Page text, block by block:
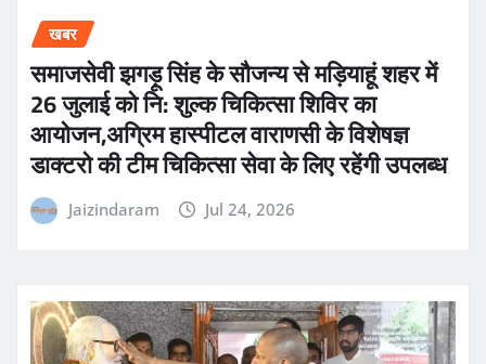
खबर
समाजसेवी झगड़ू सिंह के सौजन्य से मड़ियाहूं शहर में
26 जुलाई को नि: शुल्क चिकित्सा शिविर का
आयोजन,अग्रिम हास्पीटल वाराणसी के विशेषज्ञ
डाक्टरो की टीम चिकित्सा सेवा के लिए रहेंगी उपलब्ध
Jaizindaram Jul 24, 2026